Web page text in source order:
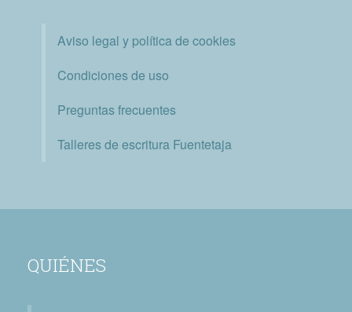
Aviso legal y política de cookies
Condiciones de uso
Preguntas frecuentes
Talleres de escritura Fuentetaja
QUIÉNES